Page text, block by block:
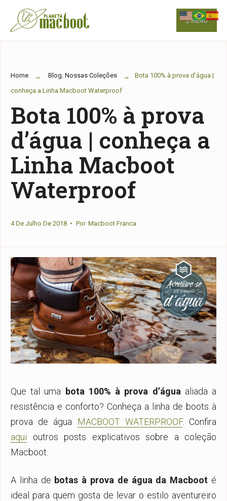
Skip
to
MENU
Home Blog, Nossas Coleções
Bota 100% à prova d’água |
conheça a Linha Macboot Waterproof
Bota 100% à prova
d’água | conheça a
Linha Macboot
Waterproof
4 De Julho De 2018 • Por Macboot Franca
Que tal uma bota 100% à prova d’água aliada a
resistência e conforto? Conheça a linha de boots à
prova de água MACBOOT WATERPROOF. Confira
aqui outros posts explicativos sobre a coleção
Macboot.
A linha de botas à prova de água da Macboot é
ideal para quem gosta de levar o estilo aventureiro